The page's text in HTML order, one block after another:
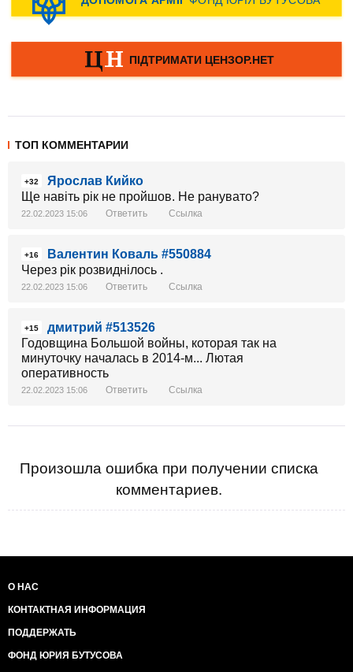
ТОП КОММЕНТАРИИ
+32
Ярослав Кийко
Ще навіть рік не пройшов. Не ранувато?
22.02.2023 15:06 Ответить Ссылка
+16
Валентин Коваль #550884
Через рік розвиднілось .
22.02.2023 15:06 Ответить Ссылка
+15
дмитрий #513526
Годовщина Большой войны, которая так на
минуточку началась в 2014-м... Лютая
оперативность
22.02.2023 15:06 Ответить Ссылка
Произошла ошибка при получении списка
комментариев.
О НАС
КОНТАКТНАЯ ИНФОРМАЦИЯ
ПОДДЕРЖАТЬ
ФОНД ЮРИЯ БУТУСОВА